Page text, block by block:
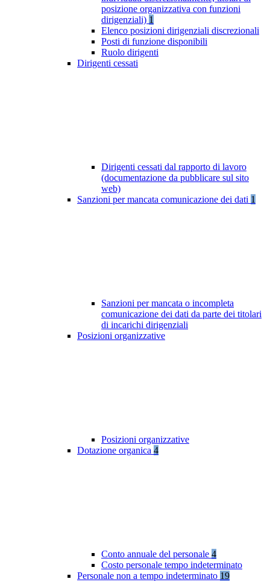
posizione organizzativa con funzioni
dirigenziali) 1
Elenco posizioni dirigenziali discrezionali
Posti di funzione disponibili
Ruolo dirigenti
Dirigenti cessati
Dirigenti cessati dal rapporto di lavoro
(documentazione da pubblicare sul sito
web)
Sanzioni per mancata comunicazione dei dati 1
Sanzioni per mancata o incompleta
comunicazione dei dati da parte dei titolari
di incarichi dirigenziali
Posizioni organizzative
Posizioni organizzative
Dotazione organica 4
Conto annuale del personale 4
Costo personale tempo indeterminato
Personale non a tempo indeterminato 19